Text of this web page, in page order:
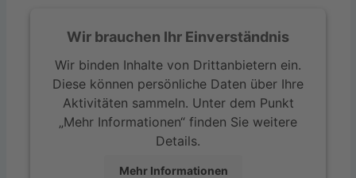
Wir brauchen Ihr Einverständnis
Wir binden Inhalte von Drittanbietern ein.
Diese können persönliche Daten über Ihre
Aktivitäten sammeln. Unter dem Punkt
„Mehr Informationen“ finden Sie weitere
Details.
Mehr Informationen